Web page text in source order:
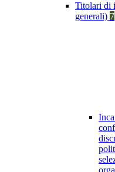
Titolari di
generali) 7